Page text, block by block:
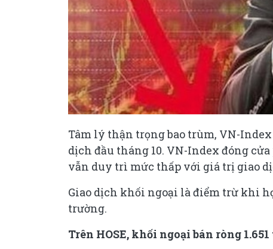
Tâm lý thận trọng bao trùm, VN-
dịch đầu tháng 10. VN-Index đóng
vẫn duy trì mức thấp với giá trị giao
Giao dịch khối ngoại là điểm trừ khi
trường.
Trên HOSE, khối ngoại bán ròng